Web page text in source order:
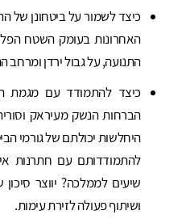
כיצד לשמור על ביטחונן של
האחרונות בעומק השטח
התנועה, על גבול ירדן
כיצד להתמודד עם מגמת
הברחות הנשק מעיראק
היחלשות יכולתם של גורמי
להתמודדותם עם חתרנות
שיעים לממלכה? יווצר
ושיתוף פעולה לזירת עימות.